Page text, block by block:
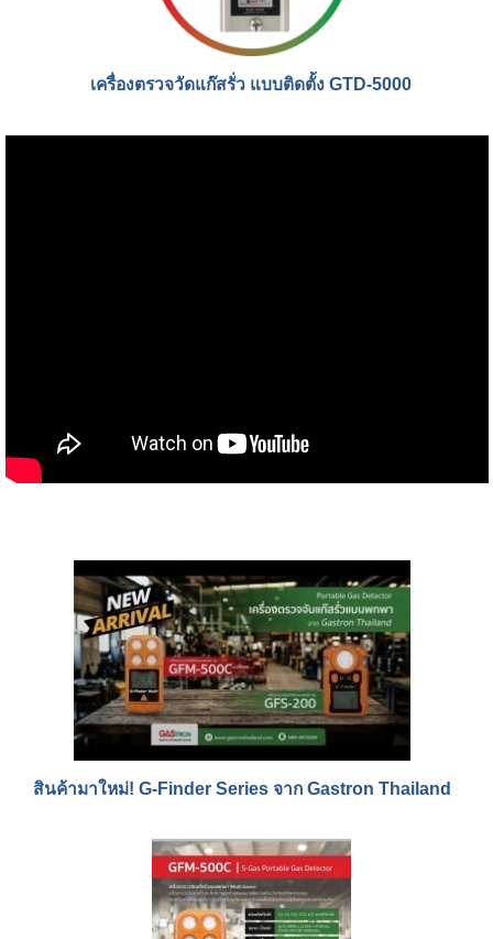
เครื่องตรวจวัดแก๊สรั่ว แบบติดตั้ง GTD-5000
สินค้ามาใหม่! G-Finder Series จาก Gastron Thailand